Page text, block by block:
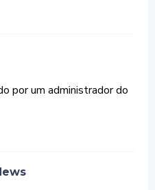
por um administrador do